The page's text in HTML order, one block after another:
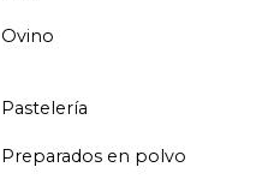
Ovino
Pastelería
Preparados en polvo